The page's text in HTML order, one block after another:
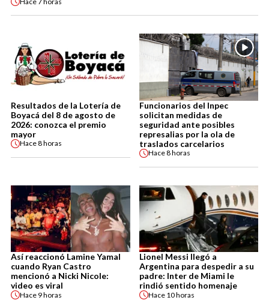
Resultados de la Lotería de
Boyacá del 8 de agosto de
2026: conozca el premio
mayor
Hace8 horas
Funcionarios del Inpec
solicitan medidas de
seguridad ante posibles
represalias por la ola de
traslados carcelarios
Hace8 horas
Así reaccionó Lamine Yamal
cuando Ryan Castro
mencionó a Nicki Nicole:
video es viral
Hace 9 horas
Lionel Messi llegó a
Argentina para despedir a su
padre: Inter de Miami le
rindió sentido homenaje
Hace 10 horas